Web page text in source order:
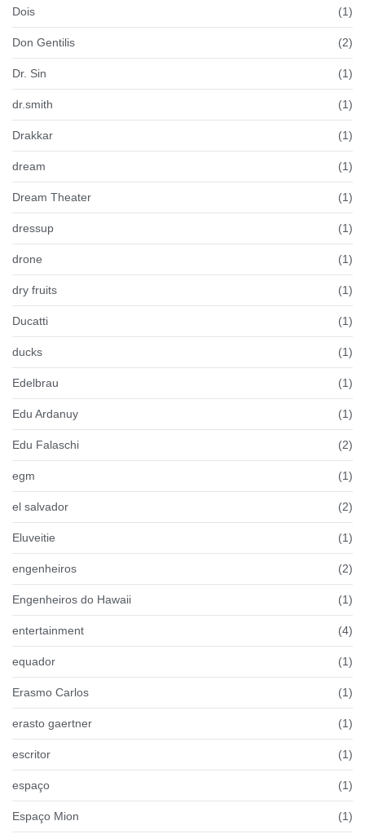
Dois (1)
Don Gentilis (2)
Dr. Sin (1)
dr.smith (1)
Drakkar (1)
dream (1)
Dream Theater (1)
dressup (1)
drone (1)
dry fruits (1)
Ducatti (1)
ducks (1)
Edelbrau (1)
Edu Ardanuy (1)
Edu Falaschi (2)
egm (1)
el salvador (2)
Eluveitie (1)
engenheiros (2)
Engenheiros do Hawaii (1)
entertainment (4)
equador (1)
Erasmo Carlos (1)
erasto gaertner (1)
escritor (1)
espaço (1)
Espaço Mion (1)